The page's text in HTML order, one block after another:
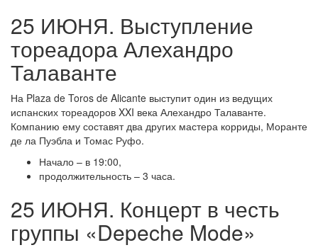
25 ИЮНЯ. Выступление
тореадора Алехандро
Талаванте
На Plaza de Toros de Alicante выступит один из ведущих
испанских тореадоров XXI века Алехандро Талаванте.
Компанию ему составят два других мастера корриды, Моранте
де ла Пуэбла и Томас Руфо.
Начало – в 19:00,
продолжительность – 3 часа.
25 ИЮНЯ. Концерт в честь
группы «Depeche Mode»